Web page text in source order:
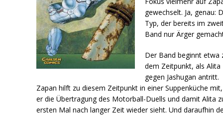
gewechselt. Ja, genau:
Typ, der bereits im
Band nur Ärger
Der Band beginnt etwa
dem Zeitpunkt, als Alita
gegen Jashugan antritt.
Zapan hilft zu diesem Zeitpunkt in einer Suppenküche
er die Übertragung des Motorball-Duells und damit Alita
ersten Mal nach langer Zeit wieder sieht. Und daraufhin